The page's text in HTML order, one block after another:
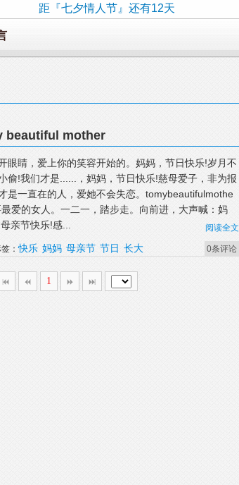
距『七夕情人节』还有12天
beautiful mother
眼睛，爱上你的笑容开始的。妈妈，节日快乐!岁月不
偷!我们才是......，妈妈，节日快乐!慈母爱子，非为报
一直在的人，爱她不会失恋。tomybeautifulmothe
爱的女人。一二一，踏步走。向前进，大声喊：妈
亲节快乐!感...
阅读全文
0条评论
：快乐 妈妈 母亲节 节日 长大
1